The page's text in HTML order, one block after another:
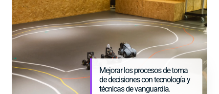
Mejorar los procesos de toma
de decisiones con tecnología y
técnicas de vanguardia.